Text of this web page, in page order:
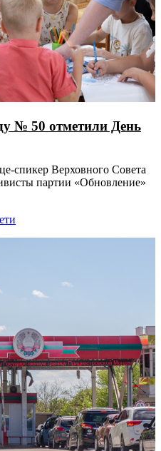
№ 50 отметили День
спикер Верховного Совета
партии «Обновление»